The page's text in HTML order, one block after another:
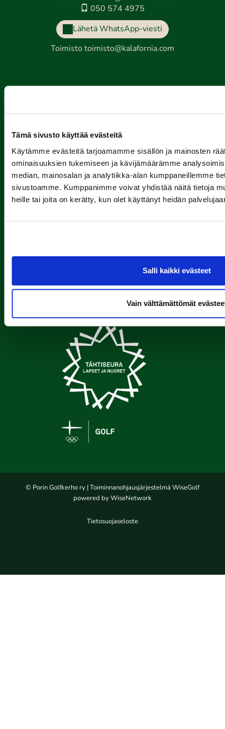
Tämä sivusto käyttää evästeitä
Käytämme evästeitä tarjoamamme sisällön ja mainosten
ominaisuuksien tukemiseen ja kävijämäärämme
median, mainosalan ja analytiikka-alan kumppaneillemme
sivustoamme. Kumppanimme voivat yhdistää näitä tietoja
heille tai joita on kerätty, kun olet käyttänyt heidän
Salli kaikki evästeet
Vain välttämättömät
050 574 4975
Lähetä WhatsApp-viesti
Toimisto toimisto@kalafornia.com
nuorten ja aikuisten
Tähtiseura
Tähtiseura on Olympiakomitean, lajiliittojen ja liikunnan
aluejärjestöjen seurojen laatuohjelma. Keväällä 2024
PGK saavutti ensimmäisenä golfseurana aikuisliikunnan
Tähtiseuran statuksen.
Olympiakomitea nimesi PGK:n vuoden aikuisliikunnan
Lue lisää täältä
© Porin Golfkerho ry | Toiminnanohjausjärjestelmä WiseGolf
powered by WiseNetwork
Tietosuojaseloste